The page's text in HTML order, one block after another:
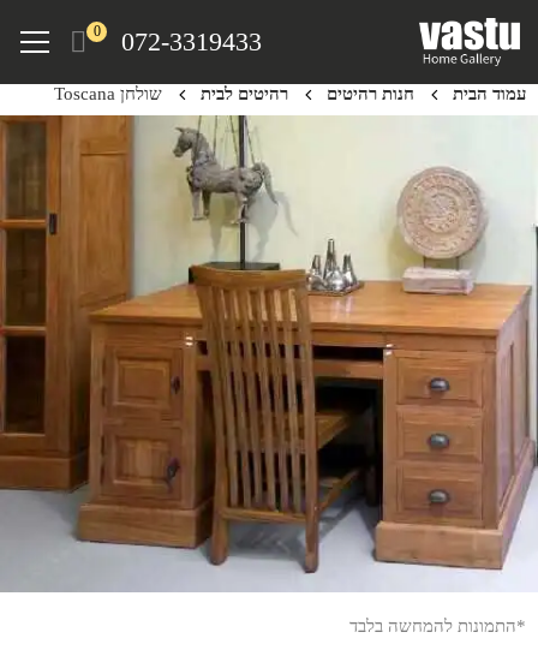
content
072-3319433
0
Menu
עמוד הבית חנות רהיטים רהיטים לבית שולחן Toscana
*התמונות להמחשה בלבד